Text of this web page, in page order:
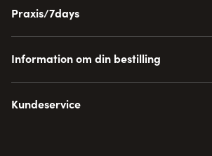
Praxis/7days
Information om din bestilling
Kundeservice